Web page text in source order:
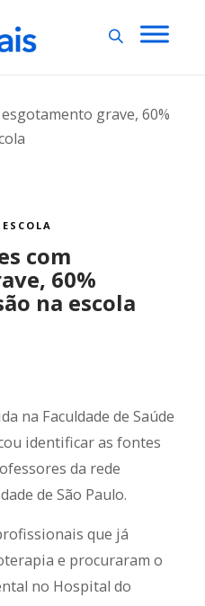
com
60%
na escola
na Faculdade de Saúde
identificar as fontes
da rede
de São Paulo.
que já
e procuraram o
no Hospital do